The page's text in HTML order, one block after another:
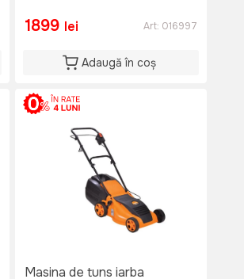
1899 lei Art: 016997
Adaugă în coș
Masina de tuns iarba